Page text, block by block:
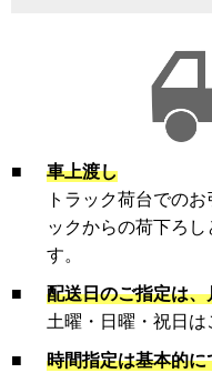
■
車上渡し
トラック荷台での
ックからの荷下ろ
す。
■
配送日のご指定は
土曜・日曜・祝日は
■
時間指定は基本的に